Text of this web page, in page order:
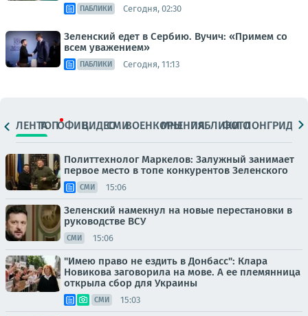
ПАБЛИКИ Сегодня, 02:30
Зеленский едет в Сербию. Вучич: «Примем со
всем уважением»
ПАБЛИКИ Сегодня, 11:13
ЛЕНТАТОПОФИЦ.ВИДЕОСМИВОЕНКОРЫМНЕНИЯПАБЛИКИ
ФОТОЛОНГРИДЫ
Политтехнолог Маркелов: Залужный занимает
первое место в топе конкурентов Зеленского
СМИ 15:06
Зеленский намекнул на новые перестановки в
руководстве ВСУ
СМИ 15:06
"Имею право не ездить в Донбасс": Клара
Новикова заговорила на мове. А ее племянница
открыла сбор для Украины
СМИ 15:03